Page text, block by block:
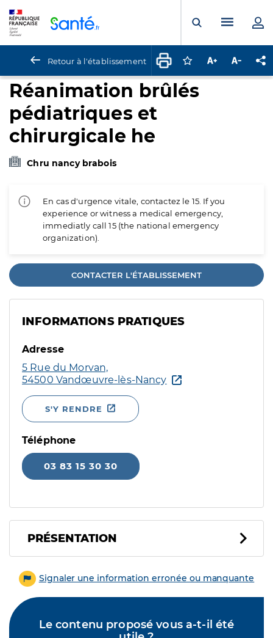
Ouvrir laMenu
Retour à l'établissement Connectez-vous
Augmenter la
Réanimation brûlés
pédiatriques et
chirurgicale he
Chru nancy brabois
En cas d'urgence vitale, contactez le 15. If you
experience or witness a medical emergency,
immediatly call 15 (the national emergency
organization).
CONTACTER L'ÉTABLISSEMENT
INFORMATIONS PRATIQUES
Adresse
5 Rue du Morvan,
54500 Vandœuvre-lès-Nancy
S'Y RENDRE
Téléphone
03 83 15 30 30
PRÉSENTATION
Signaler une information erronée ou manquante
Le contenu proposé vous a-t-il été